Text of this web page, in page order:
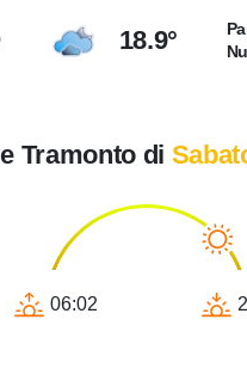
18.9°
Tramonto di
06:02